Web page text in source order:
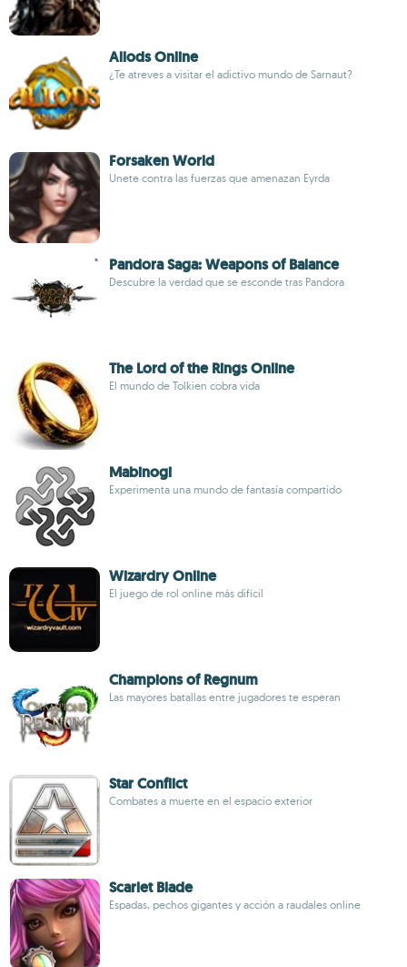
Allods Online
¿Te atreves a visitar el adictivo mundo de Sarnaut?
Forsaken World
Unete contra las fuerzas que amenazan Eyrda
Pandora Saga: Weapons of Balance
Descubre la verdad que se esconde tras Pandora
The Lord of the Rings Online
El mundo de Tolkien cobra vida
Mabinogi
Experimenta una mundo de fantasía compartido
Wizardry Online
El juego de rol online más difícil
Champions of Regnum
Las mayores batallas entre jugadores te esperan
Star Conflict
Combates a muerte en el espacio exterior
Scarlet Blade
Espadas, pechos gigantes y acción a raudales online